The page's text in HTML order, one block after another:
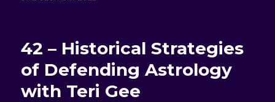
42 – Historical Strategies
of Defending Astrology
with Teri Gee